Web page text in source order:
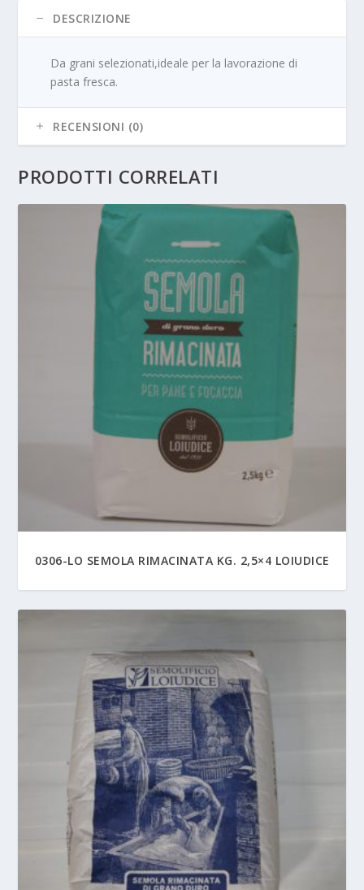
DESCRIZIONE
Da grani selezionati,ideale per la lavorazione di
pasta fresca.
RECENSIONI (0)
PRODOTTI CORRELATI
0306-LO SEMOLA RIMACINATA KG. 2,5×4 LOIUDICE